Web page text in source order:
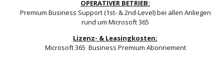
OPERATIVER BETRIEB:
Premium Business Support (1st- & 2nd-Level) bei allen Anliegen
rund um Microsoft 365
Lizenz- & Leasingkosten:
Microsoft 365 Business Premium Abonnement